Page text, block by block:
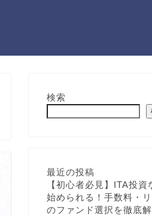
検索
最近の投稿
【初心者必見】ITA投
始められる！手数料・
のファンド選択を徹底